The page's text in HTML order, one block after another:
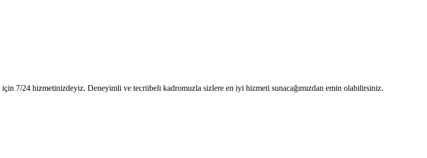
7/24 hizmetinizdeyiz. Deneyimli ve tecrübeli kadromuzla sizlere en iyi hizmeti sunacağımızdan emin olabilirsiniz.